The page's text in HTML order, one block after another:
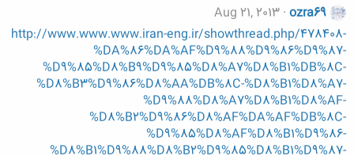
ozra69
Aug 21, 2013
http://www.www.www.iran-eng.ir/showthread.php/478408-
%DA%86%DA%AF%D9%88%D9%86%D9%87-
%D9%85%D8%B9%D9%85%D8%A7%D8%B1%DB%8C-
%D8%B3%D9%86%D8%AA%DB%8C-%D8%B1%D8%A7-
%D9%88%D8%A7%D8%B1%D8%AF-
%D8%B2%D9%86%D8%AF%DA%AF%DB%8C-
%D9%85%D8%AF%D8%B1%D9%86-
%D8%B1%D9%88%D8%B2%D9%85%D8%B1%D9%87-